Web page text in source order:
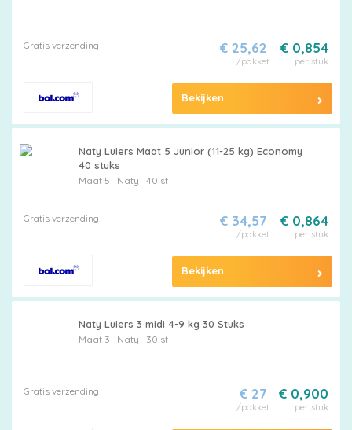
Gratis verzending € 0,854
per stuk
€ 25,62
/pakket
Bekijken
Naty Luiers Maat 5 Junior (11-25 kg) Economy
40 stuks
Maat 5 Naty 40 st
Gratis verzending € 0,864
per stuk
€ 34,57
/pakket
Bekijken
Naty Luiers 3 midi 4-9 kg 30 Stuks
Maat 3 Naty 30 st
Gratis verzending € 0,900
per stuk
€ 27
/pakket